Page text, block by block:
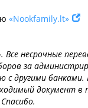
«Nookfamily.lt»
несрочные
за
с другими
документ в